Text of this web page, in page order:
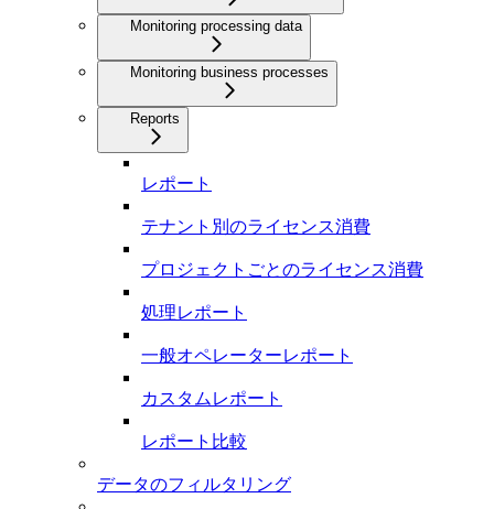
Monitoring processing data
Monitoring business processes
Reports
レポート
テナント別のライセンス消費
プロジェクトごとのライセンス消費
処理レポート
一般オペレーターレポート
カスタムレポート
レポート比較
データのフィルタリング